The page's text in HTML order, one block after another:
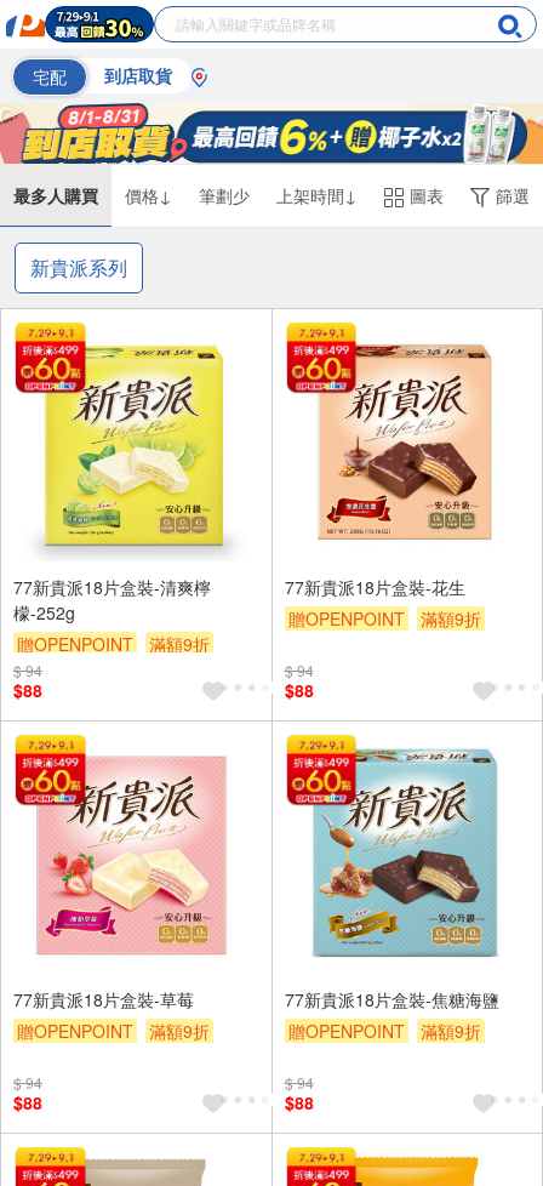
宅配 到店取貨
最多人購買 價格↓ 筆劃少 上架時間↓ 圖表 篩選
新貴派系列
77新貴派18片盒裝-清爽檸
檬-252g
贈OPENPOINT
滿額9折
贈$200
$ 94
$88
77新貴派18片盒裝-花生
贈OPENPOINT
滿額9折
$ 94
$88
77新貴派18片盒裝-草莓
贈OPENPOINT
滿額9折
$ 94
$88
77新貴派18片盒裝-焦糖海鹽
贈OPENPOINT
滿額9折
$ 94
$88